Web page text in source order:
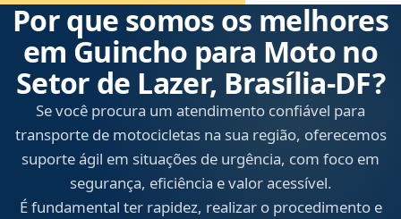
Por que somos os melhores
em Guincho para Moto no
Setor de Lazer, Brasília‑DF?
Se você procura um atendimento confiável para
transporte de motocicletas na sua região, oferecemos
suporte ágil em situações de urgência, com foco em
segurança, eficiência e valor acessível.
É fundamental ter rapidez, realizar o procedimento e